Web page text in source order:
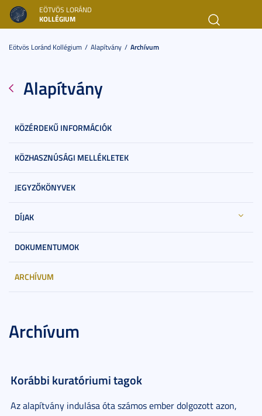
EÖTVÖS LORÁND
KOLLÉGIUM
Eötvös Loránd Kollégium Alapítvány Archívum
Alapítvány
KÖZÉRDEKŰ INFORMÁCIÓK
KÖZHASZNÚSÁGI MELLÉKLETEK
JEGYZŐKÖNYVEK
DÍJAK
DOKUMENTUMOK
ARCHÍVUM
Archívum
Korábbi kuratóriumi tagok
Az alapítvány indulása óta számos ember dolgozott azon,